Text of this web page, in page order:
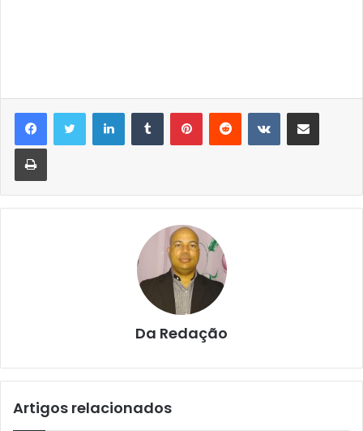
LinkedinTumblr PinterestReddit VK Compartilhar via e-mail
Imprimir
Da Redação
Artigos relacionados